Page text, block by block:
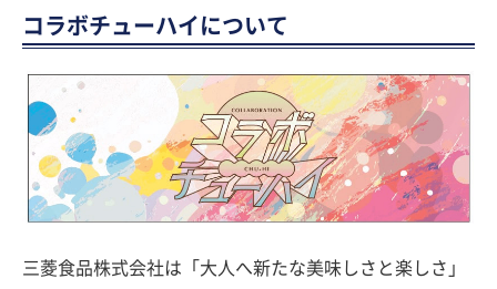
コラボチューハイについて
三菱食品株式会社は「大人へ新たな美味しさと楽しさ」